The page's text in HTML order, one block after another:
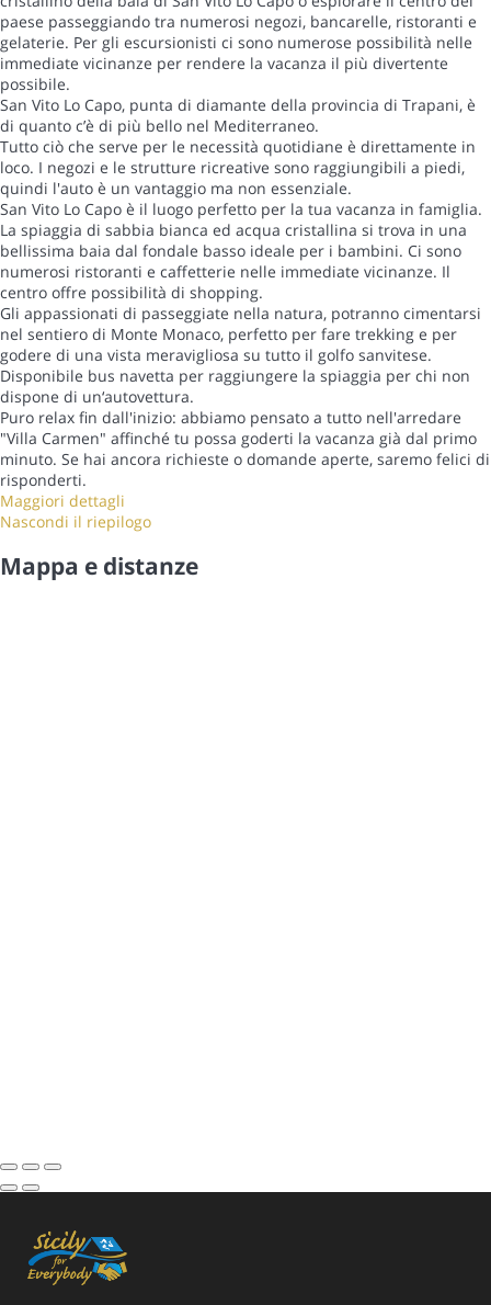
paese passeggiando tra numerosi negozi, bancarelle, ristoranti e
gelaterie. Per gli escursionisti ci sono numerose possibilità nelle
immediate vicinanze per rendere la vacanza il più divertente
possibile.
San Vito Lo Capo, punta di diamante della provincia di Trapani, è
di quanto c’è di più bello nel Mediterraneo.
Tutto ciò che serve per le necessità quotidiane è direttamente in
loco. I negozi e le strutture ricreative sono raggiungibili a piedi,
quindi l'auto è un vantaggio ma non essenziale.
San Vito Lo Capo è il luogo perfetto per la tua vacanza in famiglia.
La spiaggia di sabbia bianca ed acqua cristallina si trova in una
bellissima baia dal fondale basso ideale per i bambini. Ci sono
numerosi ristoranti e caffetterie nelle immediate vicinanze. Il
centro offre possibilità di shopping.
Gli appassionati di passeggiate nella natura, potranno cimentarsi
nel sentiero di Monte Monaco, perfetto per fare trekking e per
godere di una vista meravigliosa su tutto il golfo sanvitese.
Disponibile bus navetta per raggiungere la spiaggia per chi non
dispone di un‘autovettura.
Puro relax fin dall'inizio: abbiamo pensato a tutto nell'arredare
"Villa Carmen" affinché tu possa goderti la vacanza già dal primo
minuto. Se hai ancora richieste o domande aperte, saremo felici di
risponderti.
Maggiori dettagli
Nascondi il riepilogo
Mappa e distanze